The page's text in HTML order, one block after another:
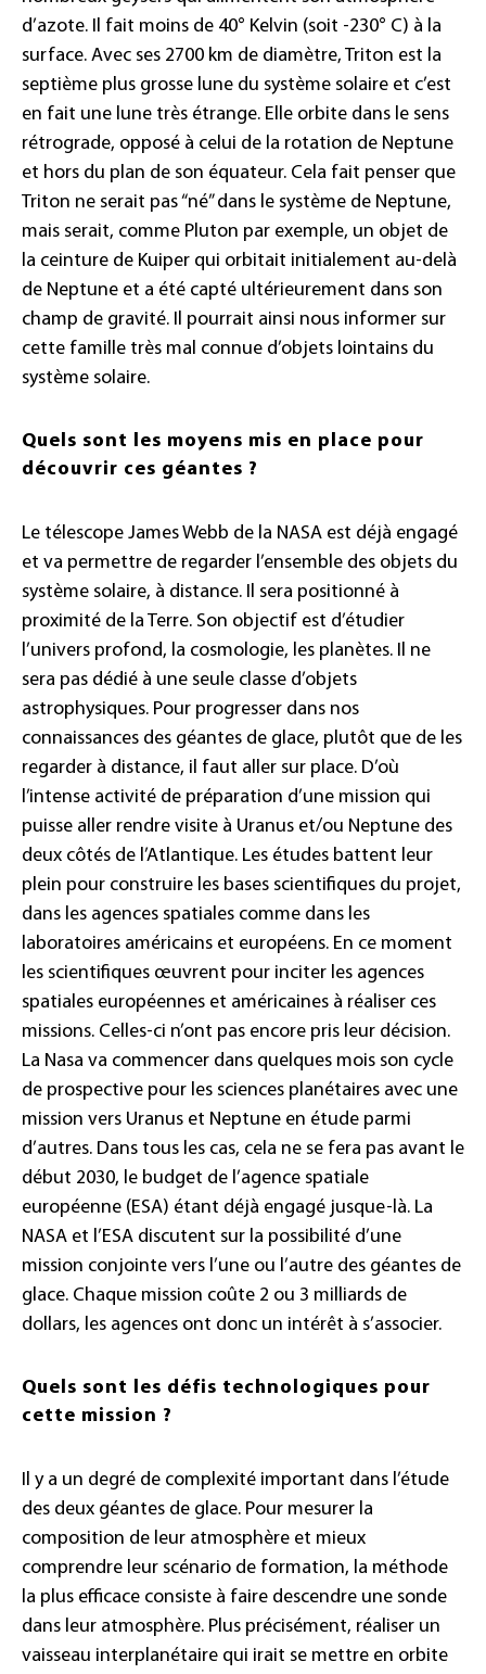
d’azote. Il fait moins de 40° Kelvin (soit -230° C) à la
surface. Avec ses 2700 km de diamètre, Triton est la
septième plus grosse lune du système solaire et c’est
en fait une lune très étrange. Elle orbite dans le sens
rétrograde, opposé à celui de la rotation de Neptune
et hors du plan de son équateur. Cela fait penser que
Triton ne serait pas “né” dans le système de Neptune,
mais serait, comme Pluton par exemple, un objet de
la ceinture de Kuiper qui orbitait initialement au-delà
de Neptune et a été capté ultérieurement dans son
champ de gravité. Il pourrait ainsi nous informer sur
cette famille très mal connue d’objets lointains du
système solaire.
Quels sont les moyens mis en place pour
découvrir ces géantes ?
Le télescope James Webb de la NASA est déjà engagé
et va permettre de regarder l’ensemble des objets du
système solaire, à distance. Il sera positionné à
proximité de la Terre. Son objectif est d’étudier
l’univers profond, la cosmologie, les planètes. Il ne
sera pas dédié à une seule classe d’objets
astrophysiques. Pour progresser dans nos
connaissances des géantes de glace, plutôt que de les
regarder à distance, il faut aller sur place. D’où
l’intense activité de préparation d’une mission qui
puisse aller rendre visite à Uranus et/ou Neptune des
deux côtés de l’Atlantique. Les études battent leur
plein pour construire les bases scientifiques du projet,
dans les agences spatiales comme dans les
laboratoires américains et européens. En ce moment
les scientifiques œuvrent pour inciter les agences
spatiales européennes et américaines à réaliser ces
missions. Celles-ci n’ont pas encore pris leur décision.
La Nasa va commencer dans quelques mois son cycle
de prospective pour les sciences planétaires avec une
mission vers Uranus et Neptune en étude parmi
d’autres. Dans tous les cas, cela ne se fera pas avant le
début 2030, le budget de l’agence spatiale
européenne (ESA) étant déjà engagé jusque-là. La
NASA et l’ESA discutent sur la possibilité d’une
mission conjointe vers l’une ou l’autre des géantes de
glace. Chaque mission coûte 2 ou 3 milliards de
dollars, les agences ont donc un intérêt à s’associer.
Quels sont les défis technologiques pour
cette mission ?
Il y a un degré de complexité important dans l’étude
des deux géantes de glace. Pour mesurer la
composition de leur atmosphère et mieux
comprendre leur scénario de formation, la méthode
la plus efficace consiste à faire descendre une sonde
dans leur atmosphère. Plus précisément, réaliser un
vaisseau interplanétaire qui irait se mettre en orbite